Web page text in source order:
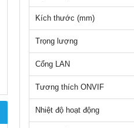
Kích thước (mm)
Trọng lượng
Cổng LAN
Tương thích ONVIF
Nhiệt độ hoạt động